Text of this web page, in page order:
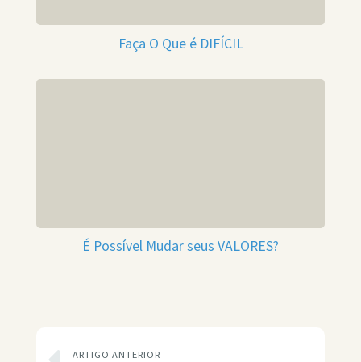
Faça O Que é DIFÍCIL
É Possível Mudar seus VALORES?
ARTIGO ANTERIOR